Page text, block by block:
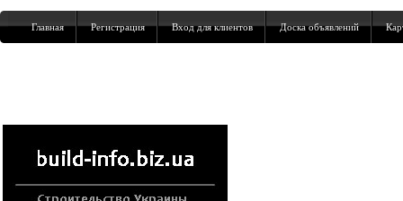
Главная Регистрация Вход для клиентов Доска объявлений